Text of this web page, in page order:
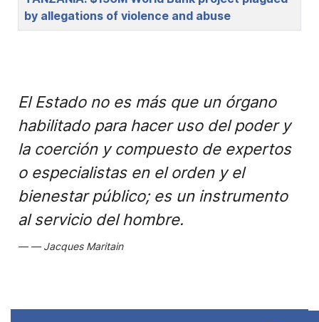
by allegations of violence and abuse
El Estado no es más que un órgano
habilitado para hacer uso del poder y
la coerción y compuesto de expertos
o especialistas en el orden y el
bienestar público; es un instrumento
al servicio del hombre.
Jacques Maritain